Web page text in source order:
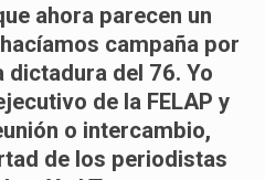
ahora parecen un
campaña por
del 76. Yo
de la FELAP y
o intercambio,
de los periodistas